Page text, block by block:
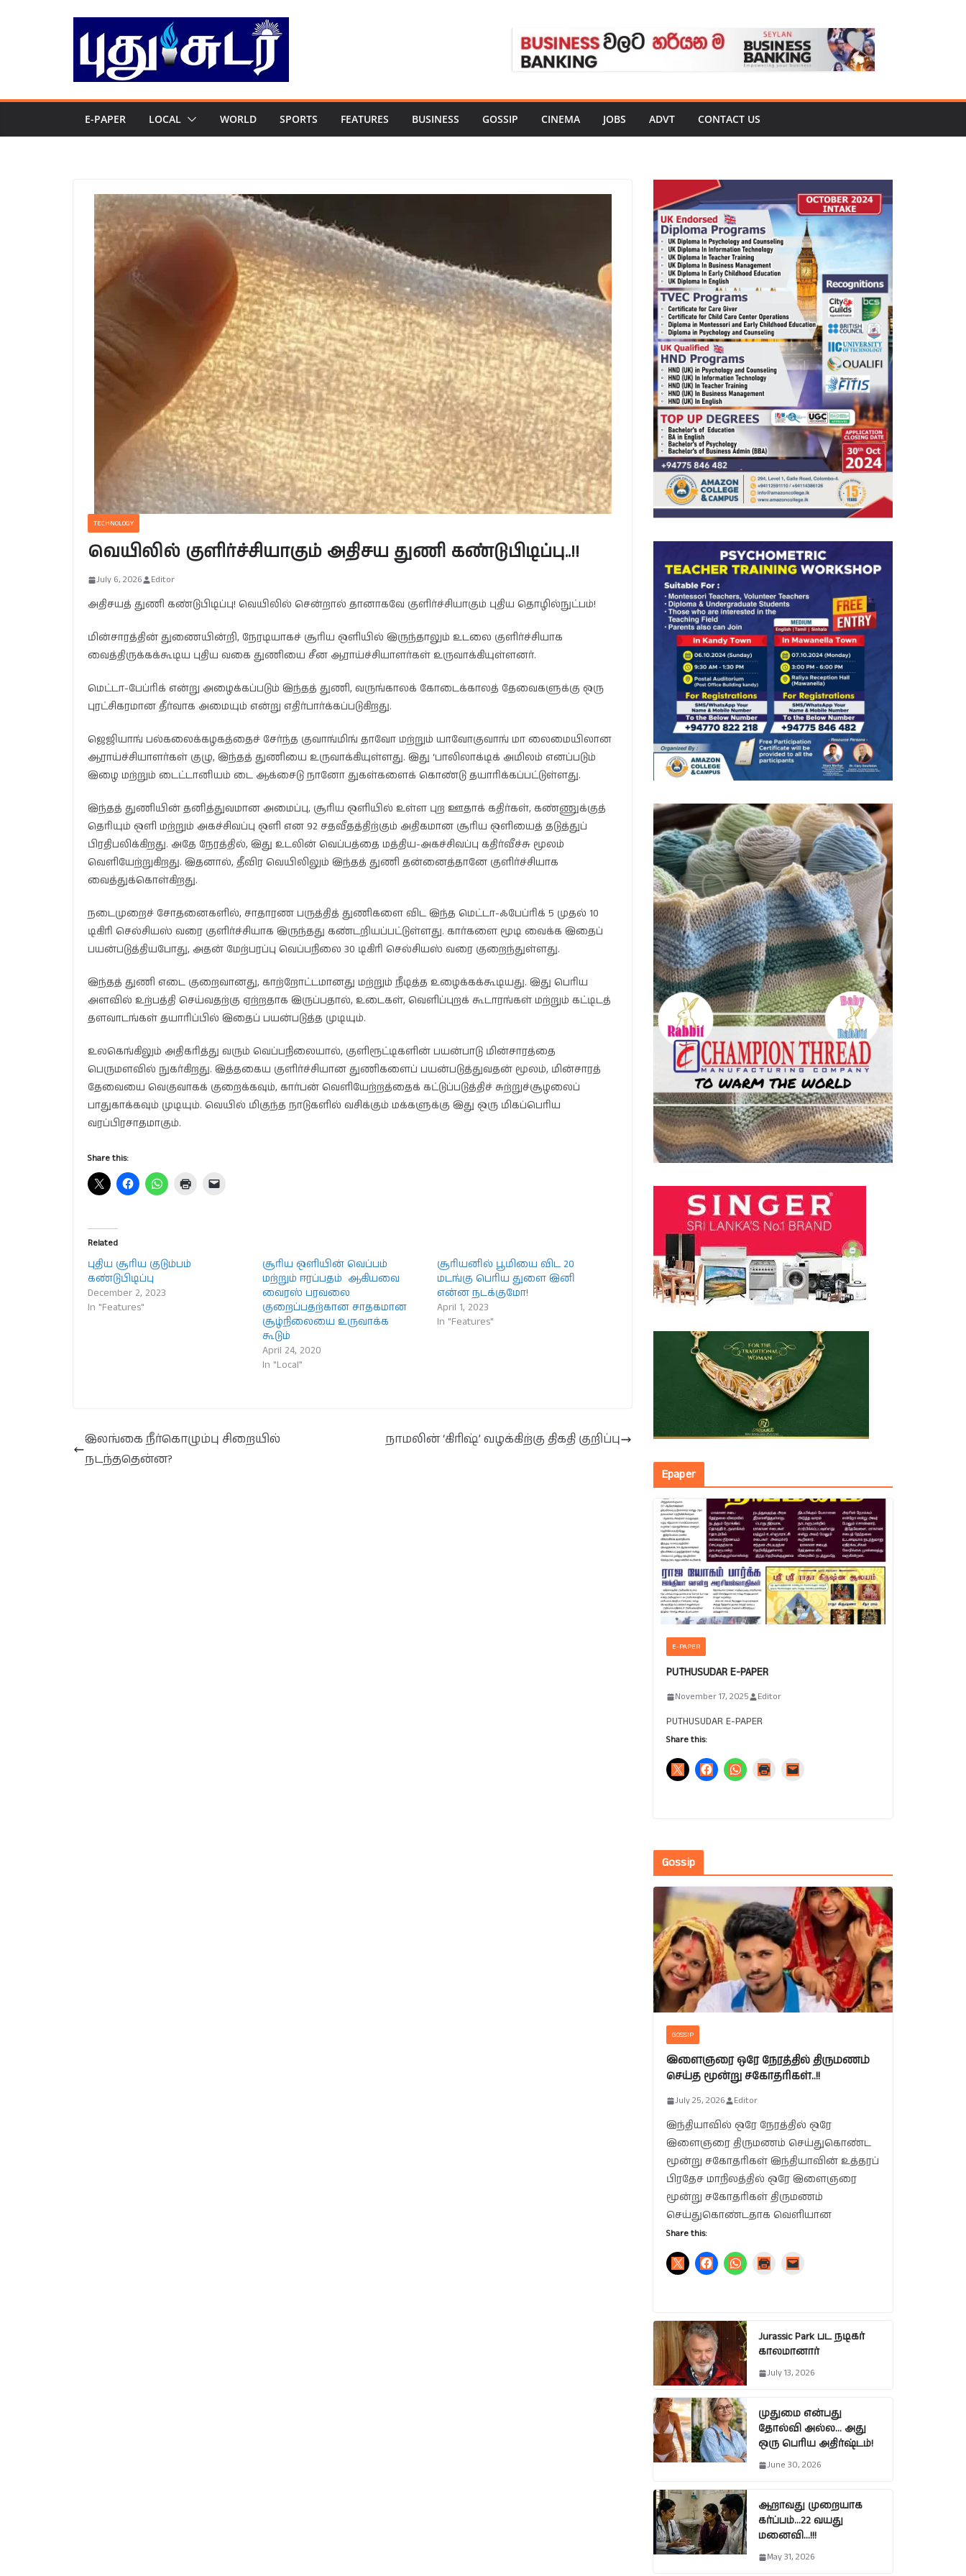
E-PAPER LOCAL WORLD SPORTS FEATURES BUSINESS GOSSIP CINEMA JOBS ADVT CONTACT US
TECHNOLOGY
வெயிலில் குளிர்ச்சியாகும் அதிசய துணி கண்டுபிடிப்பு..!!
July 6, 2026 Editor
அதிசயத் துணி கண்டுபிடிப்பு! வெயிலில் சென்றால் தானாகவே குளிர்ச்சியாகும் புதிய தொழில்நுட்பம்!
மின்சாரத்தின் துணையின்றி, நேரடியாகச் சூரிய ஒளியில் இருந்தாலும் உடலை குளிர்ச்சியாக
வைத்திருக்கக்கூடிய புதிய வகை துணியை சீன ஆராய்ச்சியாளர்கள் உருவாக்கியுள்ளனர்.
மெட்டா-பேப்ரிக் என்று அழைக்கப்படும் இந்தத் துணி, வருங்காலக் கோடைக்காலத் தேவைகளுக்கு ஒரு
புரட்சிகரமான தீர்வாக அமையும் என்று எதிர்பார்க்கப்படுகிறது.
ஜெஜியாங் பல்கலைக்கழகத்தைச் சேர்ந்த குவாங்மிங் தாவோ மற்றும் யாவோகுவாங் மா லைமையிலான
ஆராய்ச்சியாளர்கள் குழு, இந்தத் துணியை உருவாக்கியுள்ளது. இது ‘பாலிலாக்டிக் அமிலம் எனப்படும்
இழை மற்றும் டைட்டானியம் டை ஆக்சைடு நானோ துகள்களைக் கொண்டு தயாரிக்கப்பட்டுள்ளது.
இந்தத் துணியின் தனித்துவமான அமைப்பு, சூரிய ஒளியில் உள்ள புற ஊதாக் கதிர்கள், கண்ணுக்குத்
தெரியும் ஒளி மற்றும் அகச்சிவப்பு ஒளி என 92 சதவீதத்திற்கும் அதிகமான சூரிய ஒளியைத் தடுத்துப்
பிரதிபலிக்கிறது. அதே நேரத்தில், இது உடலின் வெப்பத்தை மத்திய-அகச்சிவப்பு கதிர்வீச்சு மூலம்
வெளியேற்றுகிறது. இதனால், தீவிர வெயிலிலும் இந்தத் துணி தன்னைத்தானே குளிர்ச்சியாக
வைத்துக்கொள்கிறது.
நடைமுறைச் சோதனைகளில், சாதாரண பருத்தித் துணிகளை விட இந்த மெட்டா-ஃபேப்ரிக் 5 முதல் 10
டிகிரி செல்சியஸ் வரை குளிர்ச்சியாக இருந்தது கண்டறியப்பட்டுள்ளது. கார்களை மூடி வைக்க இதைப்
பயன்படுத்தியபோது, அதன் மேற்பரப்பு வெப்பநிலை 30 டிகிரி செல்சியஸ் வரை குறைந்துள்ளது.
இந்தத் துணி எடை குறைவானது, காற்றோட்டமானது மற்றும் நீடித்த உழைக்கக்கூடியது. இது பெரிய
அளவில் உற்பத்தி செய்வதற்கு ஏற்றதாக இருப்பதால், உடைகள், வெளிப்புறக் கூடாரங்கள் மற்றும் கட்டிடத்
தளவாடங்கள் தயாரிப்பில் இதைப் பயன்படுத்த முடியும்.
உலகெங்கிலும் அதிகரித்து வரும் வெப்பநிலையால், குளிரூட்டிகளின் பயன்பாடு மின்சாரத்தை
பெருமளவில் நுகர்கிறது. இத்தகைய குளிர்ச்சியான துணிகளைப் பயன்படுத்துவதன் மூலம், மின்சாரத்
தேவையை வெகுவாகக் குறைக்கவும், கார்பன் வெளியேற்றத்தைக் கட்டுப்படுத்திச் சுற்றுச்சூழலைப்
பாதுகாக்கவும் முடியும். வெயில் மிகுந்த நாடுகளில் வசிக்கும் மக்களுக்கு இது ஒரு மிகப்பெரிய
வரப்பிரசாதமாகும்.
Share this:
Related
புதிய சூரிய குடும்பம்
கண்டுபிடிப்பு
December 2, 2023
In "Features"
சூரிய ஒளியின் வெப்பம்
மற்றும் ஈரப்பதம் ஆகியவை
வைரஸ் பரவலை
குறைப்பதற்கான சாதகமான
சூழ்நிலையை உருவாக்க
கூடும்
April 24, 2020
In "Local"
சூரியனில் பூமியை விட 20
மடங்கு பெரிய துளை இனி
என்ன நடக்குமோ!
April 1, 2023
In "Features"
இலங்கை நீர்கொழும்பு சிறையில்
நடந்ததென்ன?
நாமலின் ‘கிரிஷ்’ வழக்கிற்கு திகதி குறிப்பு
Epaper
E-PAPER
PUTHUSUDAR E-PAPER
November 17, 2025 Editor
PUTHUSUDAR E-PAPER
Share this:
Gossip
GOSSIP
இளைஞரை ஒரே நேரத்தில் திருமணம்
செய்த மூன்று சகோதரிகள்..!!
July 25, 2026 Editor
இந்தியாவில் ஒரே நேரத்தில் ஒரே
இளைஞரை திருமணம் செய்துகொண்ட
மூன்று சகோதரிகள் இந்தியாவின் உத்தரப்
பிரதேச மாநிலத்தில் ஒரே இளைஞரை
மூன்று சகோதரிகள் திருமணம்
செய்துகொண்டதாக வெளியான
Share this:
Jurassic Park பட நடிகர்
காலமானார்
July 13, 2026
முதுமை என்பது
தோல்வி அல்ல… அது
ஒரு பெரிய அதிர்ஷ்டம்!
June 30, 2026
ஆறாவது முறையாக
கர்ப்பம்…22 வயது
மனைவி…!!!
May 31, 2026